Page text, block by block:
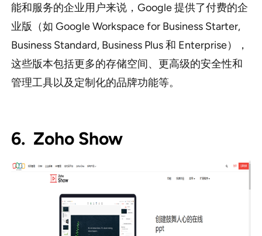
能和服务的企业用户来说，Google 提供了付费的企
业版（如 Google Workspace for Business Starter,
Business Standard, Business Plus 和 Enterprise），
这些版本包括更多的存储空间、更高级的安全性和
管理工具以及定制化的品牌功能等。
6. Zoho Show